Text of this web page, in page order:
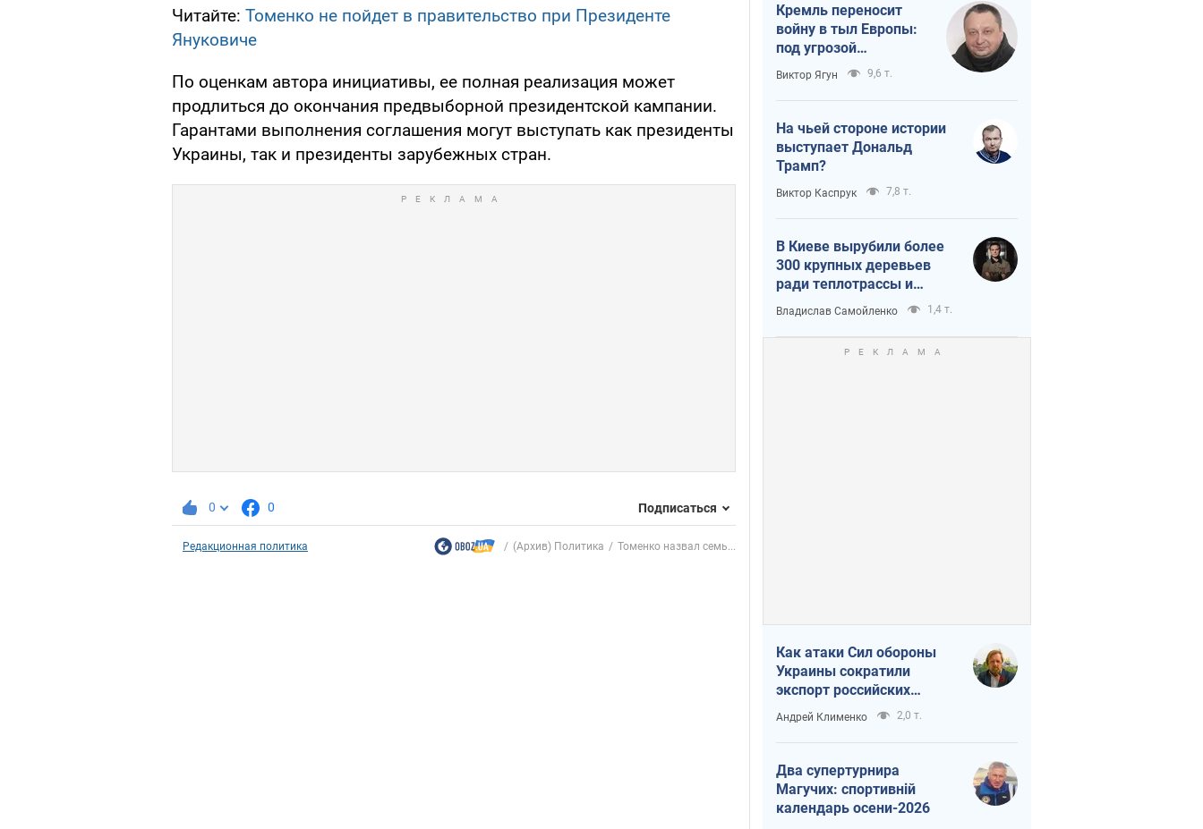
Читайте: Томенко не пойдет в правительство при Президенте
Януковиче
По оценкам автора инициативы, ее полная реализация может
продлиться до окончания предвыборной президентской кампании.
Гарантами выполнения соглашения могут выступать как президенты
Украины, так и президенты зарубежных стран.
0 0 Подписаться
Редакционная политика (Архив) Политика Томенко назвал семь...
Кремль переносит
войну в тыл Европы:
под угрозой
критическая
логистика
Виктор Ягун 9,6 т.
На чьей стороне истории
выступает Дональд
Трамп?
Виктор Каспрук 7,8 т.
В Киеве вырубили более
300 крупных деревьев
ради теплотрассы и
вопреки Генплану
Владислав Самойленко 1,4 т.
Как атаки Сил обороны
Украины сократили
экспорт российских
нефтепродуктов
Андрей Клименко 2,0 т.
Два супертурнира
Магучих: спортивній
календарь осени-2026